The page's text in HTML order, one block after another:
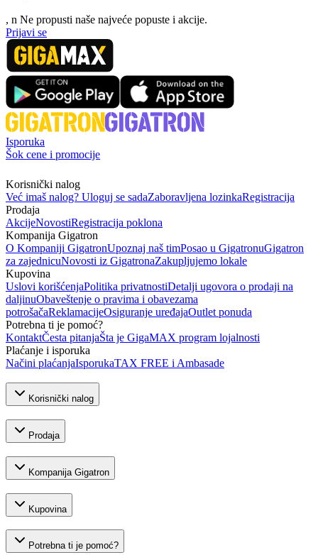
, n Ne propusti naše najveće popuste i akcije.
Prijavi se
Isporuka
Šok cene i promocije
Korisnički nalog
Već imaš nalog? Uloguj se sadaZaboravljena lozinkaRegistracija
Prodaja
AkcijeNovostiRegistracija poklona
Kompanija Gigatron
O Kompaniji GigatronUpoznaj naš timPosao u GigatronuGigatron
za zajednicuNovosti iz GigatronaZakupljujemo lokale
Kupovina
Uslovi korišćenjaPolitika privatnostiDetalji ugovora o prodaji na
daljinuObaveštenje o pravima i obavezama
potrošačaReklamacijeOsiguranje uređajaOutlet ponuda
Potrebna ti je pomoć?
KontaktČesta pitanjaŠta je GigaMAX program lojalnosti
Plaćanje i isporuka
Načini plaćanjaIsporukaTAX FREE i Ambasade
Korisnički nalog
Prodaja
Kompanija Gigatron
Kupovina
Potrebna ti je pomoć?